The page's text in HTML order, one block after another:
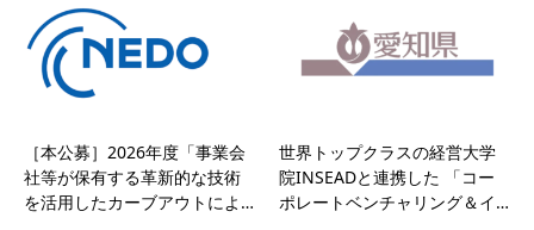
［本公募］2026年度「事業会
社等が保有する革新的な技術
を活用したカーブアウトによ…
世界トップクラスの経営大学
院INSEADと連携した 「コー
ポレートベンチャリング＆イ…